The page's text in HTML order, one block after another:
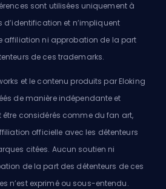
sont utilisées uniquement à
d’identification et n’impliquent
affiliation ni approbation de la part
de ces trademarks.
et le contenu produits par Eloking
de manière indépendante et
être considérés comme du fan art,
officielle avec les détenteurs
citées. Aucun soutien ni
de la part des détenteurs de ces
n’est exprimé ou sous-entendu.